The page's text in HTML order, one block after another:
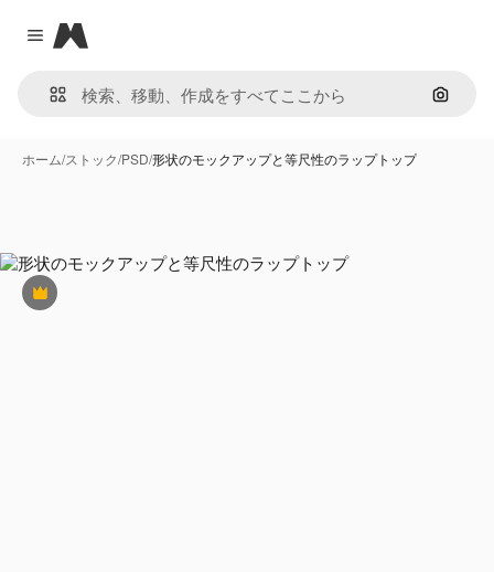
Close menu
Magnific
画像で
ホーム/ストック/PSD/形状のモックアップと等尺性のラップトップ
Premium